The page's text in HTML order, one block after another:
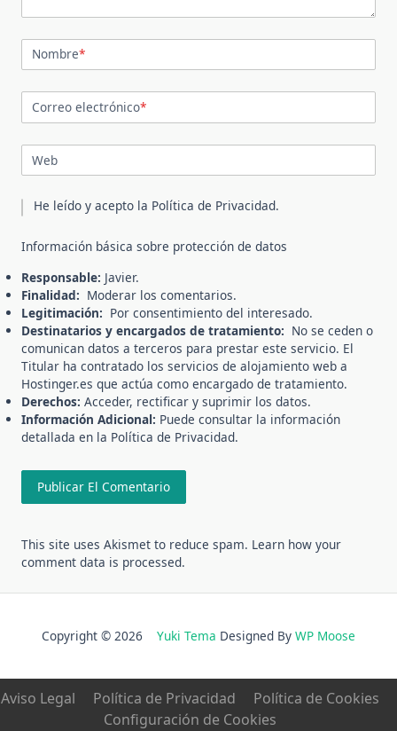
Nombre*
Correo electrónico*
Web
He leído y acepto la Política de Privacidad.
Información básica sobre protección de datos
Responsable: Javier.
Finalidad: Moderar los comentarios.
Legitimación: Por consentimiento del interesado.
Destinatarios y encargados de tratamiento: No se ceden o
comunican datos a terceros para prestar este servicio. El
Titular ha contratado los servicios de alojamiento web a
Hostinger.es que actúa como encargado de tratamiento.
Derechos: Acceder, rectificar y suprimir los datos.
Información Adicional: Puede consultar la información
detallada en la Política de Privacidad.
This site uses Akismet to reduce spam. Learn how your
comment data is processed.
Copyright © 2026 Yuki Tema Designed By WP Moose
Aviso Legal Política de Privacidad
Política de Cookies
Configuración de Cookies